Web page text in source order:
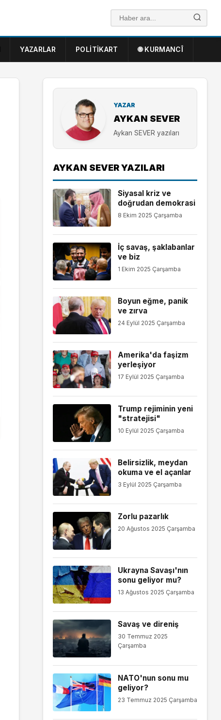
YAZARLAR POLITIKART 🌐 KURMANCÎ
YAZAR
AYKAN SEVER
Aykan SEVER yazıları
AYKAN SEVER YAZILARI
Siyasal kriz ve
doğrudan demokrasi
8 Ekim 2025 Çarşamba
İç savaş, şaklabanlar
ve biz
1 Ekim 2025 Çarşamba
Boyun eğme, panik
ve zırva
24 Eylül 2025 Çarşamba
Amerika'da faşizm
yerleşiyor
17 Eylül 2025 Çarşamba
Trump rejiminin yeni
"stratejisi"
10 Eylül 2025 Çarşamba
Belirsizlik, meydan
okuma ve el açanlar
3 Eylül 2025 Çarşamba
Zorlu pazarlık
20 Ağustos 2025 Çarşamba
Ukrayna Savaşı'nın
sonu geliyor mu?
13 Ağustos 2025 Çarşamba
Savaş ve direniş
30 Temmuz 2025
Çarşamba
NATO'nun sonu mu
geliyor?
23 Temmuz 2025 Çarşamba